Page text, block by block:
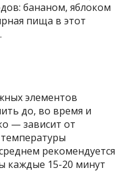
бананом, яблоком
пища в этот
элементов
до, во время и
— зависит от
рекомендуется
каждые 15-20 минут